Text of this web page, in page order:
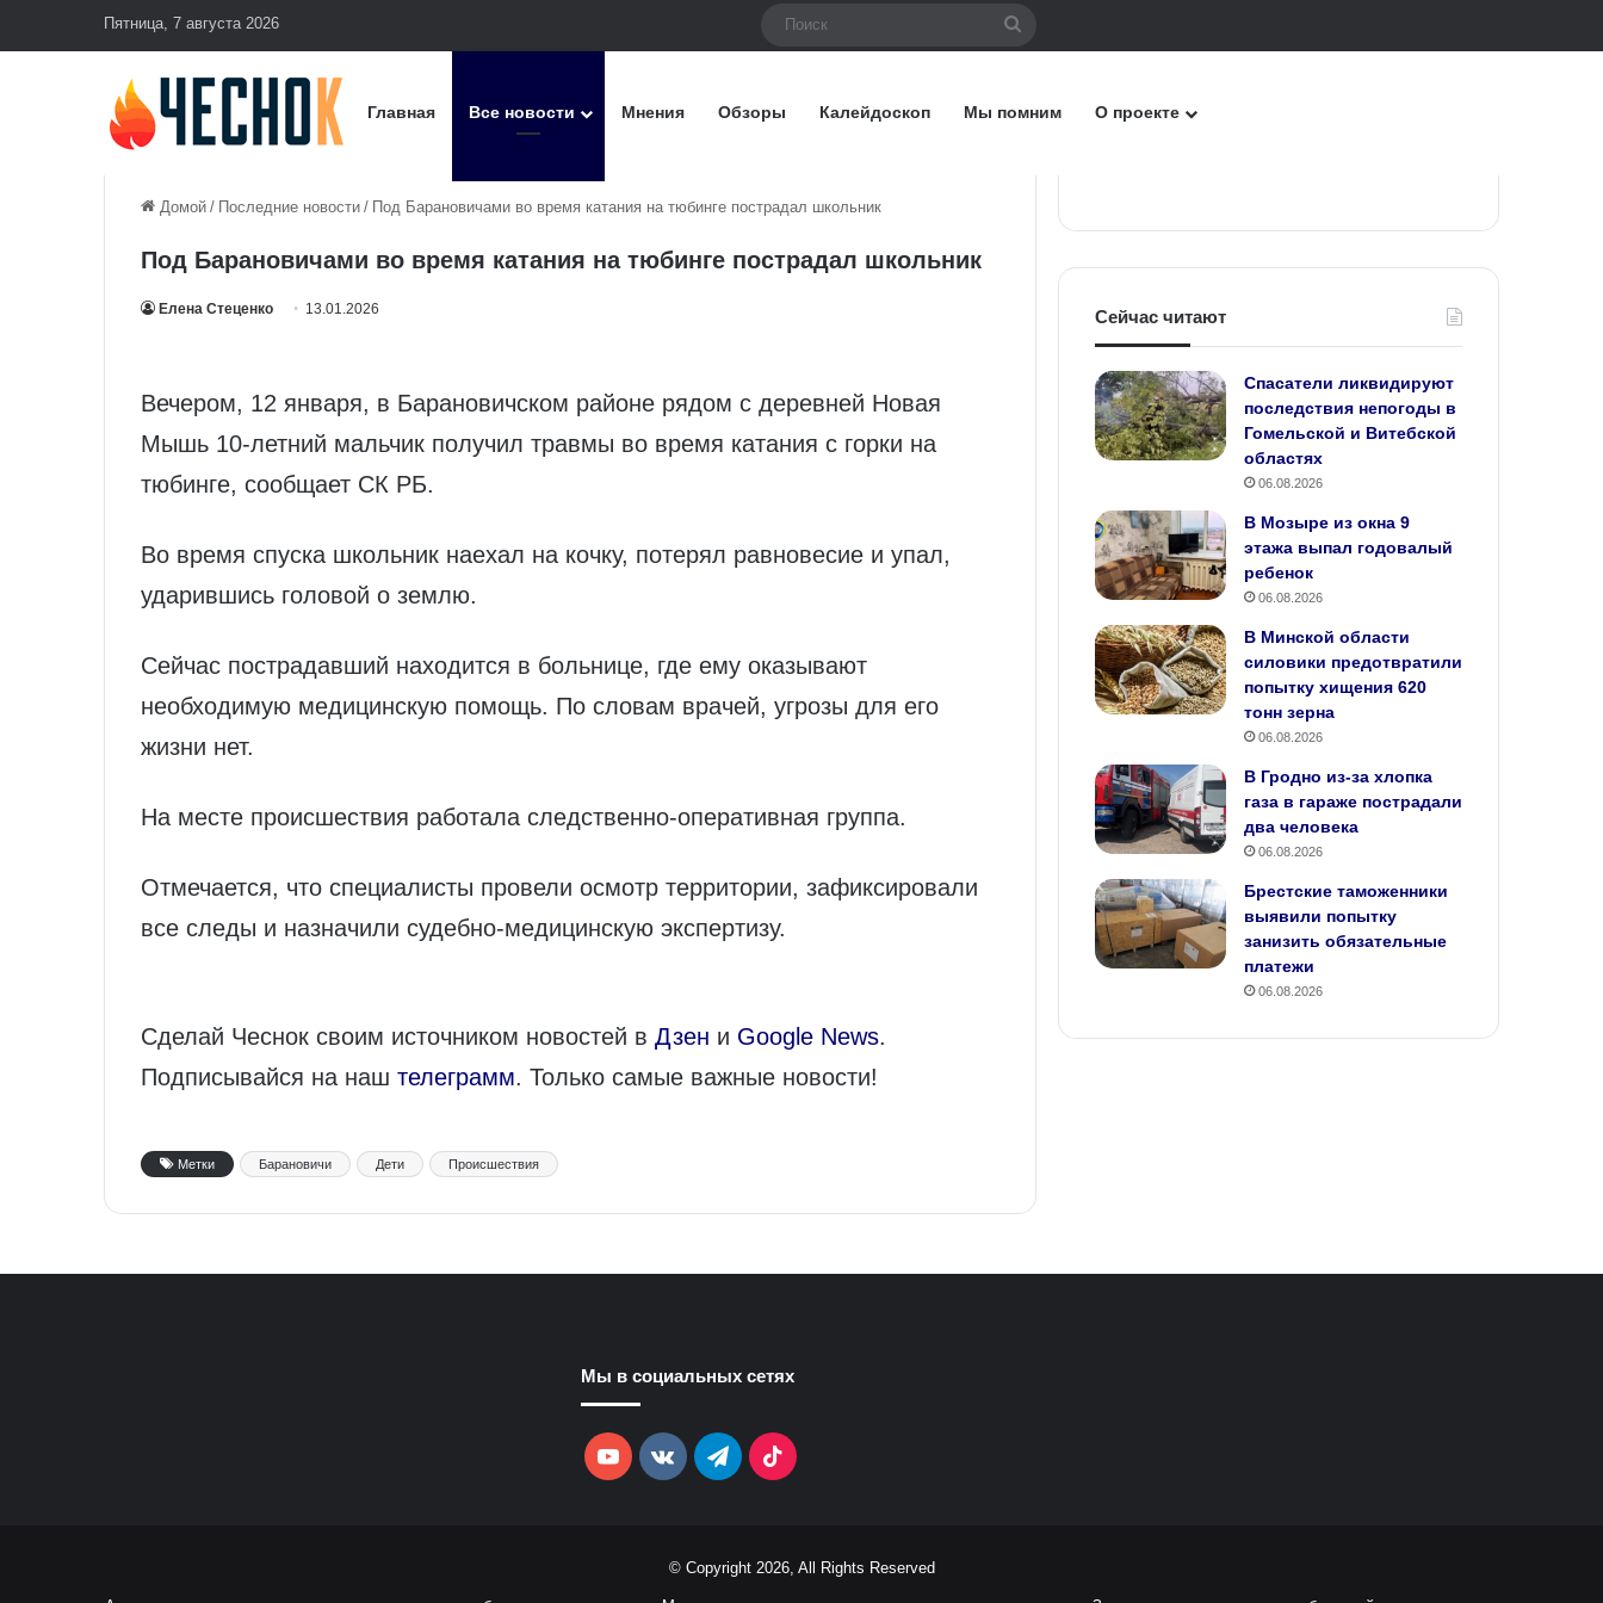
Пятница, 7 августа 2026
Главная Все новости Мнения Обзоры Калейдоскоп Мы помним О проекте
Домой / Последние новости / Под Барановичами во время катания на тюбинге пострадал школьник
Под Барановичами во время катания на тюбинге пострадал школьник
Елена Стеценко 13.01.2026
Вечером, 12 января, в Барановичском районе рядом с деревней Новая
Мышь 10-летний мальчик получил травмы во время катания с горки на
тюбинге, сообщает СК РБ.
Во время спуска школьник наехал на кочку, потерял равновесие и упал,
ударившись головой о землю.
Сейчас пострадавший находится в больнице, где ему оказывают
необходимую медицинскую помощь. По словам врачей, угрозы для его
жизни нет.
На месте происшествия работала следственно-оперативная группа.
Отмечается, что специалисты провели осмотр территории, зафиксировали
все следы и назначили судебно-медицинскую экспертизу.
Сделай Чеснок своим источником новостей в Дзен и Google News.
Подписывайся на наш телеграмм. Только самые важные новости!
Метки Барановичи Дети Происшествия
Сейчас читают
Спасатели ликвидируют
последствия непогоды в
Гомельской и Витебской
областях
06.08.2026
В Мозыре из окна 9
этажа выпал годовалый
ребенок
06.08.2026
В Минской области
силовики предотвратили
попытку хищения 620
тонн зерна
06.08.2026
В Гродно из-за хлопка
газа в гараже пострадали
два человека
06.08.2026
Брестские таможенники
выявили попытку
занизить обязательные
платежи
06.08.2026
Мы в социальных сетях
YouTubevk.comTelegramTikTok
© Copyright 2026, All Rights Reserved